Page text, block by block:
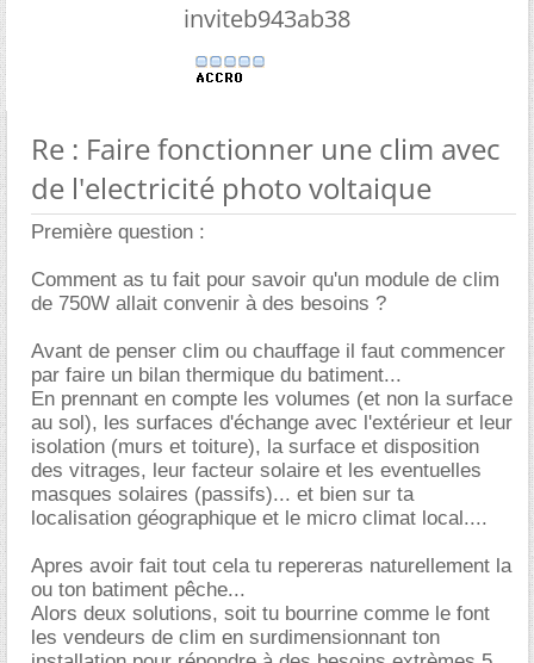
inviteb943ab38
Re : Faire fonctionner une clim avec
de l'electricité photo voltaique
Première question :
Comment as tu fait pour savoir qu'un module de clim
de 750W allait convenir à des besoins ?
Avant de penser clim ou chauffage il faut commencer
par faire un bilan thermique du batiment...
En prennant en compte les volumes (et non la surface
au sol), les surfaces d'échange avec l'extérieur et leur
isolation (murs et toiture), la surface et disposition
des vitrages, leur facteur solaire et les eventuelles
masques solaires (passifs)... et bien sur ta
localisation géographique et le micro climat local....
Apres avoir fait tout cela tu repereras naturellement la
ou ton batiment pêche...
Alors deux solutions, soit tu bourrine comme le font
les vendeurs de clim en surdimensionnant ton